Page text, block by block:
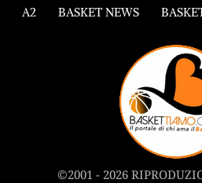
A2
BASKET NEWS
©2001 - 2026